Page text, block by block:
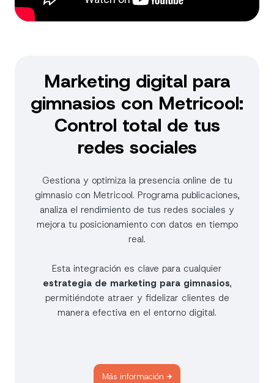
Marketing digital para
gimnasios con Metricool:
Control total de tus
redes sociales
Gestiona y optimiza la presencia online de tu
gimnasio con Metricool. Programa publicaciones,
analiza el rendimiento de tus redes sociales y
mejora tu posicionamiento con datos en tiempo
real.
Esta integración es clave para cualquier
estrategia de marketing para gimnasios,
permitiéndote atraer y fidelizar clientes de
manera efectiva en el entorno digital.
Más información